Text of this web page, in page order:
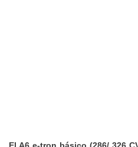
El A6 e-tron básico (286/ 326